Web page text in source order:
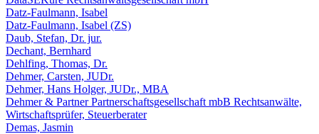
Datz-Faulmann, Isabel
Datz-Faulmann, Isabel (ZS)
Daub, Stefan, Dr. jur.
Dechant, Bernhard
Dehlfing, Thomas, Dr.
Dehmer, Carsten, JUDr.
Dehmer, Hans Holger, JUDr., MBA
Dehmer & Partner Partnerschaftsgesellschaft mbB Rechtsanwälte,
Wirtschaftsprüfer, Steuerberater
Demas, Jasmin